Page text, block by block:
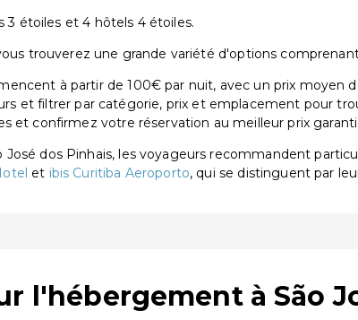
3 étoiles et 4 hôtels 4 étoiles.
trouverez une grande variété d'options
à partir de 100€ par nuit, avec un prix moyen
et filtrer par catégorie, prix et emplacement pour
et confirmez votre réservation au meilleur prix garanti.
dos Pinhais, les voyageurs recommandent
et ibis Curitiba Aeroporto, qui se distinguent par
l'hébergement à São